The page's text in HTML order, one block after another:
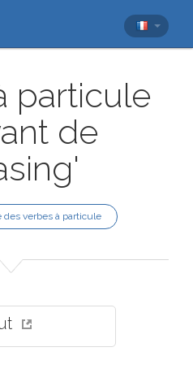
particule
de
verbes à particule